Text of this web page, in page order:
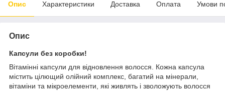
Опис Характеристики Доставка Оплата Умови
Опис
Капсули без коробки!
Вітамінні капсули для відновлення волосся. Кожна капсула
містить цілющий олійний комплекс, багатий на мінерали,
вітаміни та мікроелементи, які живлять і зволожують волосся